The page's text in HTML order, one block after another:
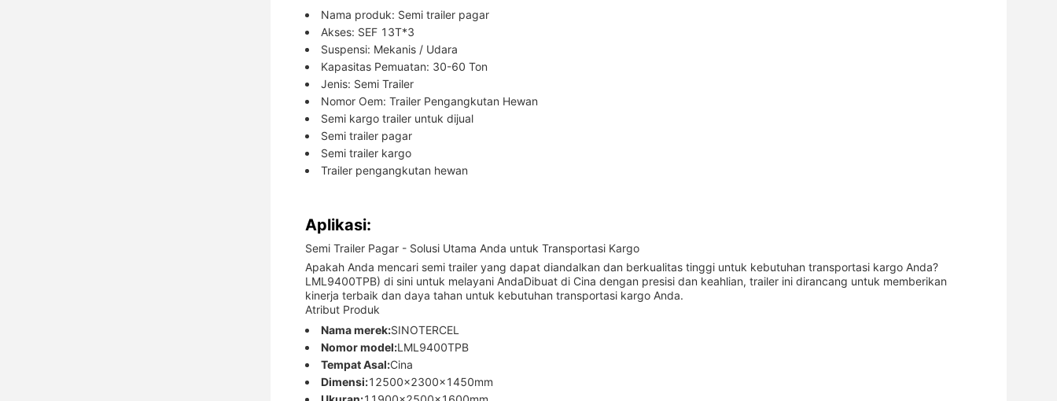
Nama produk: Semi trailer pagar
Akses: SEF 13T*3
Suspensi: Mekanis / Udara
Kapasitas Pemuatan: 30-60 Ton
Jenis: Semi Trailer
Nomor Oem: Trailer Pengangkutan Hewan
Semi kargo trailer untuk dijual
Semi trailer pagar
Semi trailer kargo
Trailer pengangkutan hewan
Aplikasi:
Semi Trailer Pagar - Solusi Utama Anda untuk Transportasi Kargo
Apakah Anda mencari semi trailer yang dapat diandalkan dan berkualitas tinggi untuk kebutuhan transportasi kargo Anda?
LML9400TPB) di sini untuk melayani AndaDibuat di Cina dengan presisi dan keahlian, trailer ini dirancang untuk memberikan
kinerja terbaik dan daya tahan untuk kebutuhan transportasi kargo Anda.
Atribut Produk
Nama merek:SINOTERCEL
Nomor model:LML9400TPB
Tempat Asal:Cina
Dimensi:12500x2300x1450mm